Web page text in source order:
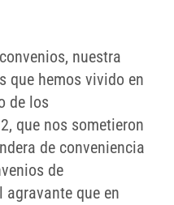
nuestra
que hemos vivido en
de los
que nos sometieron
de conveniencia
de
agravante que en